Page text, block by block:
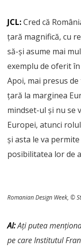
JCL:Cred că
țară magnifică, cu
să-și asume mai
exemplu de oferit
Apoi, mai presus
țară la marginea
mindset-ul și nu se
Europei, atunci
și asta le va
posibilitatea lor de
Romanian Design Week, ©
AI:Ați putea
pe care Institutul